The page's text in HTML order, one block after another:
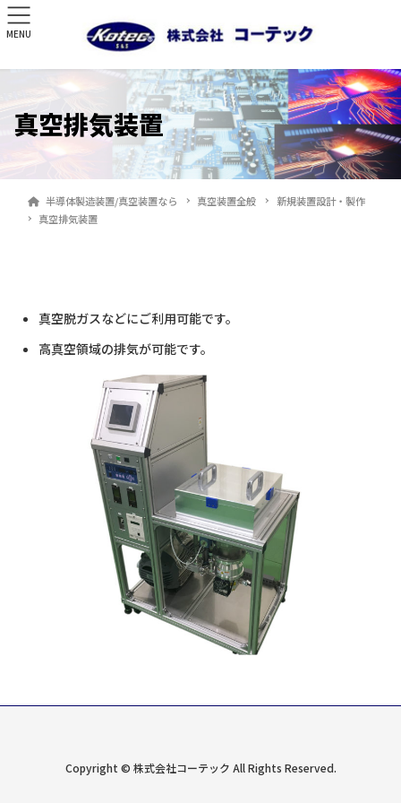
真空排気装置
半導体製造装置/真空装置なら 真空装置全般
新規装置設計・製作
真空排気装置
真空脱ガスなどにご利用可能です。
高真空領域の排気が可能です。
Copyright © 株式会社コーテック All Rights Reserved.
MENU